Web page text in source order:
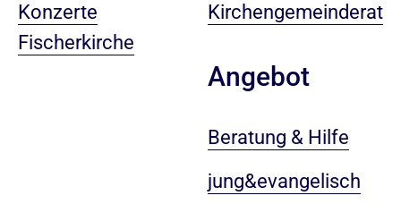
Konzerte
Fischerkirche
Kirchengemeinderat
Angebot
Beratung & Hilfe
jung&evangelisch